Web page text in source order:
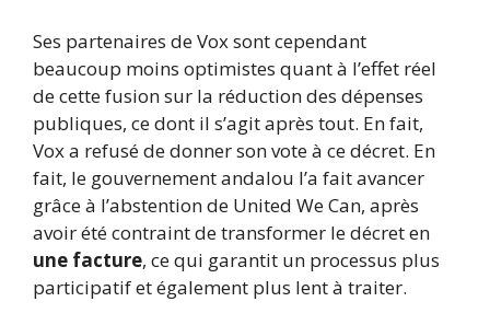
Ses partenaires de Vox sont cependant
beaucoup moins optimistes quant à l’effet réel
de cette fusion sur la réduction des dépenses
publiques, ce dont il s’agit après tout. En fait,
Vox a refusé de donner son vote à ce décret. En
fait, le gouvernement andalou l’a fait avancer
grâce à l’abstention de United We Can, après
avoir été contraint de transformer le décret en
une facture, ce qui garantit un processus plus
participatif et également plus lent à traiter.